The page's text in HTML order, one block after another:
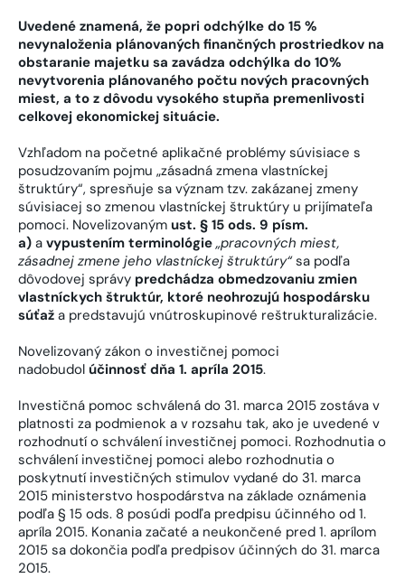
Uvedené znamená, že popri odchýlke do 15 %
nevynaloženia plánovaných finančných prostriedkov na
obstaranie majetku sa zavádza odchýlka do 10%
nevytvorenia plánovaného počtu nových pracovných
miest, a to z dôvodu vysokého stupňa premenlivosti
celkovej ekonomickej situácie.
Vzhľadom na početné aplikačné problémy súvisiace s
posudzovaním pojmu „zásadná zmena vlastníckej
štruktúry“, spresňuje sa význam tzv. zakázanej zmeny
súvisiacej so zmenou vlastníckej štruktúry u prijímateľa
pomoci. Novelizovaným ust. § 15 ods. 9 písm.
a) a vypustením terminológie „pracovných miest,
zásadnej zmene jeho vlastníckej štruktúry“sa podľa
dôvodovej správy predchádza obmedzovaniu zmien
vlastníckych štruktúr, ktoré neohrozujú hospodársku
súťaž a predstavujú vnútroskupinové reštrukturalizácie.
Novelizovaný zákon o investičnej pomoci
nadobudol účinnosť dňa 1. apríla 2015.
Investičná pomoc schválená do 31. marca 2015 zostáva v
platnosti za podmienok a v rozsahu tak, ako je uvedené v
rozhodnutí o schválení investičnej pomoci. Rozhodnutia o
schválení investičnej pomoci alebo rozhodnutia o
poskytnutí investičných stimulov vydané do 31. marca
2015 ministerstvo hospodárstva na základe oznámenia
podľa § 15 ods. 8 posúdi podľa predpisu účinného od 1.
apríla 2015. Konania začaté a neukončené pred 1. aprílom
2015 sa dokončia podľa predpisov účinných do 31. marca
2015.